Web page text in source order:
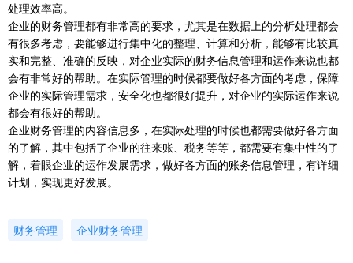
处理效率高。
企业的财务管理都有非常高的要求，尤其是在数据上的分析处理都会
有很多考虑，要能够进行集中化的整理、计算和分析，能够有比较真
实和完整、准确的反映，对企业实际的财务信息管理和运作来说也都
会有非常好的帮助。在实际管理的时候都要做好各方面的考虑，保障
企业的实际管理需求，安全化也都很好提升，对企业的实际运作来说
都会有很好的帮助。
企业财务管理的内容信息多，在实际处理的时候也都需要做好各方面
的了解，其中包括了企业的往来账、税务等等，都需要有集中性的了
解，着眼企业的运作发展需求，做好各方面的账务信息管理，有详细
计划，实现更好发展。
财务管理 企业财务管理